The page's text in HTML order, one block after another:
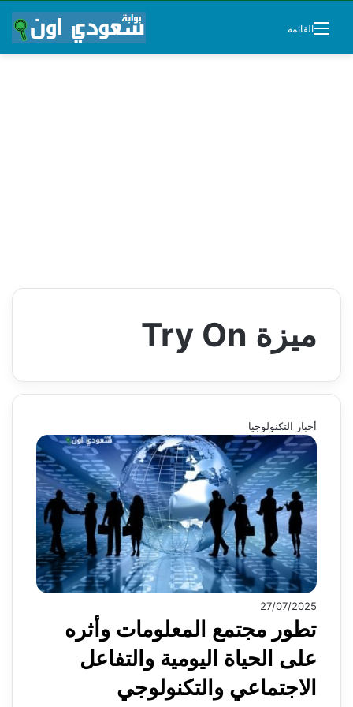
القائمة
ميزة Try On
أخبار التكنولوجيا
27/07/2025
تطور مجتمع المعلومات وأثره
على الحياة اليومية والتفاعل
الاجتماعي والتكنولوجي